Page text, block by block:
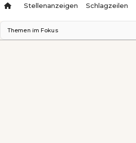
Stellenanzeigen Schlagzeilen
Themen im Fokus